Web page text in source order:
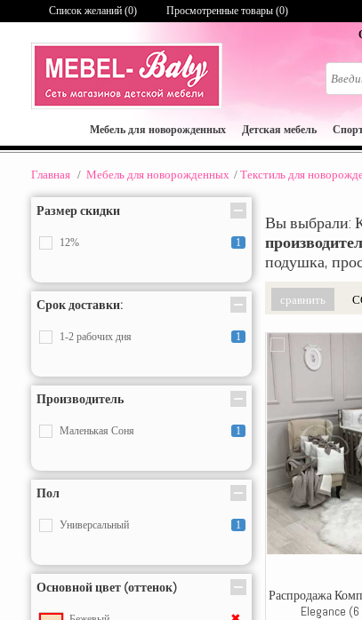
Список желаний (0) Просмотренные товары (0)
Мебель для новорожденных Детская мебель
Главная / Мебель для новорожденных / Текстиль для
Размер скидки
12% 1
Срок доставки:
1-2 рабочих дня 1
Производитель
Маленькая Соня 1
Пол
Универсальный 1
Основной цвет (оттенок)
Вы выбрали:
подушка,
Распродажа
Elegance